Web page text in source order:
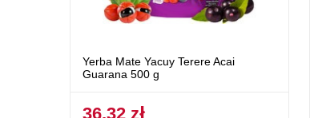
Yerba Mate Yacuy Terere Acai
Guarana 500 g
36,32 zł